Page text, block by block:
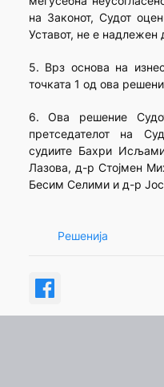
на Законот, Судот
Уставот, не е
5. Врз основа на
точката 1 од ова
6. Ова решение
претседателот на
судиите Бахри
Лазова, д-р Стојмен
Бесим Селими и д-р
Решенија